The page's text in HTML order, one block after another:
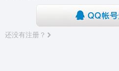
还没有注册？